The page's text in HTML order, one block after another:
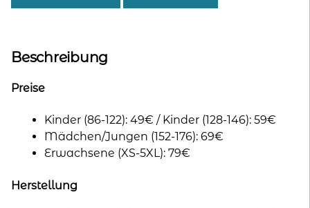
Beschreibung
Preise
Kinder (86-122): 49€ / Kinder (128-146): 59€
Mädchen/Jungen (152-176): 69€
Erwachsene (XS-5XL): 79€
Herstellung